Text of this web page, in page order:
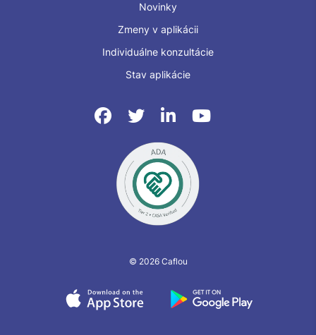
Novinky
Zmeny v aplikácii
Individuálne konzultácie
Stav aplikácie
© 2026 Caflou